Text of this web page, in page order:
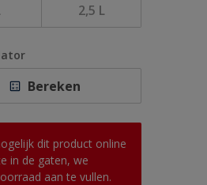
2,5 L
Bereken
dit product online
in de gaten, we
aan te vullen.